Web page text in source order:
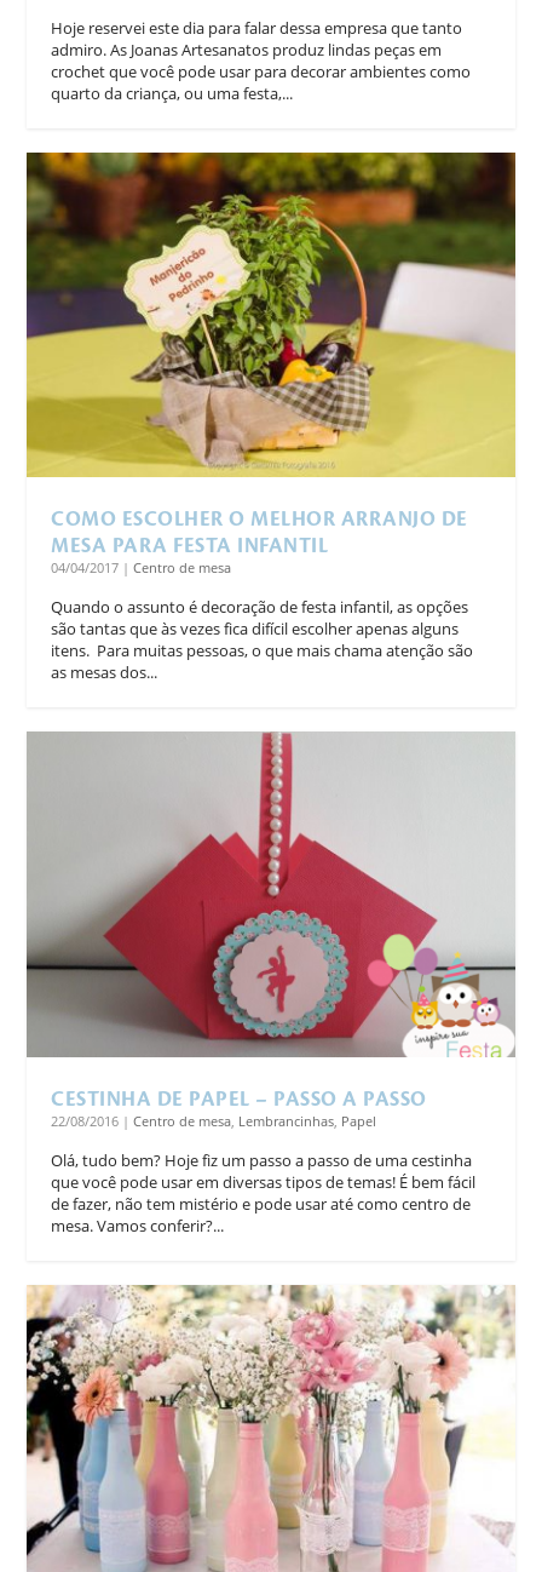
Hoje reservei este dia para falar dessa empresa que tanto
admiro. As Joanas Artesanatos produz lindas peças em
crochet que você pode usar para decorar ambientes como
quarto da criança, ou uma festa,...
COMO ESCOLHER O MELHOR ARRANJO DE
MESA PARA FESTA INFANTIL
04/04/2017 |Centro de mesa
Quando o assunto é decoração de festa infantil, as opções
são tantas que às vezes fica difícil escolher apenas alguns
itens. Para muitas pessoas, o que mais chama atenção são
as mesas dos...
CESTINHA DE PAPEL – PASSO A PASSO
22/08/2016 |Centro de mesa, Lembrancinhas, Papel
Olá, tudo bem? Hoje fiz um passo a passo de uma cestinha
que você pode usar em diversas tipos de temas! É bem fácil
de fazer, não tem mistério e pode usar até como centro de
mesa. Vamos conferir?...